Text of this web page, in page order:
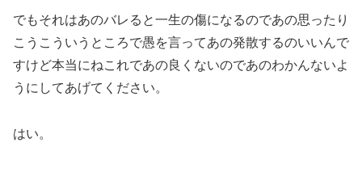
でもそれはあのバレると一生の傷になるのであの思ったり
こうこういうところで愚を言ってあの発散するのいいんで
すけど本当にねこれであの良くないのであのわかんないよ
うにしてあげてください。
はい。